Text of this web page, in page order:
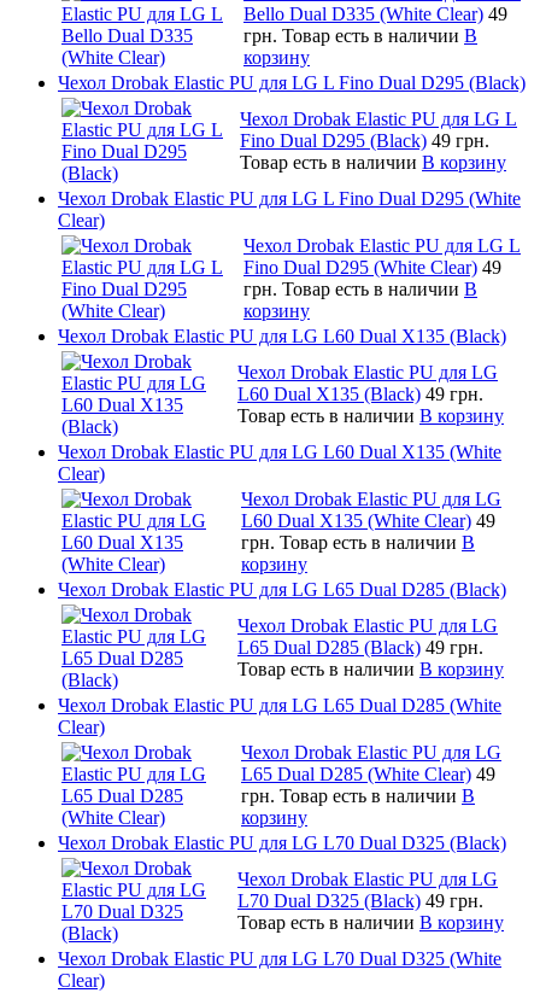
Bello Dual D335 (White Clear) 49
грн. Товар есть в наличии В
корзину
Чехол Drobak Elastic PU для LG L Fino Dual D295 (Black)
Чехол Drobak Elastic PU для LG L
Fino Dual D295 (Black) 49 грн.
Товар есть в наличии В корзину
Чехол Drobak Elastic PU для LG L Fino Dual D295 (White
Clear)
Чехол Drobak Elastic PU для LG L
Fino Dual D295 (White Clear) 49
грн. Товар есть в наличии В
корзину
Чехол Drobak Elastic PU для LG L60 Dual X135 (Black)
Чехол Drobak Elastic PU для LG
L60 Dual X135 (Black) 49 грн.
Товар есть в наличии В корзину
Чехол Drobak Elastic PU для LG L60 Dual X135 (White
Clear)
Чехол Drobak Elastic PU для LG
L60 Dual X135 (White Clear) 49
грн. Товар есть в наличии В
корзину
Чехол Drobak Elastic PU для LG L65 Dual D285 (Black)
Чехол Drobak Elastic PU для LG
L65 Dual D285 (Black) 49 грн.
Товар есть в наличии В корзину
Чехол Drobak Elastic PU для LG L65 Dual D285 (White
Clear)
Чехол Drobak Elastic PU для LG
L65 Dual D285 (White Clear) 49
грн. Товар есть в наличии В
корзину
Чехол Drobak Elastic PU для LG L70 Dual D325 (Black)
Чехол Drobak Elastic PU для LG
L70 Dual D325 (Black) 49 грн.
Товар есть в наличии В корзину
Чехол Drobak Elastic PU для LG L70 Dual D325 (White
Clear)